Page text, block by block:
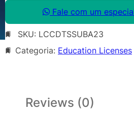
l
D
R
Fale com um
SKU: LCCDTSSUBA23
Categoria: Education Licenses
Reviews (0)